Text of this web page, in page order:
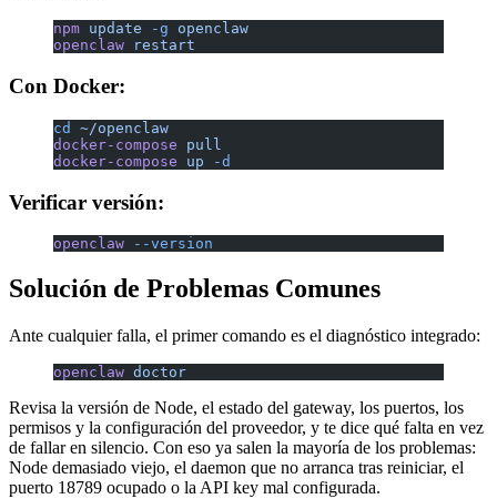
npm update -g openclaw
openclaw restart
Con Docker:
cd
~/openclaw
docker-compose pull
docker-compose up -d
Verificar versión:
openclaw --version
Solución de Problemas Comunes
Ante cualquier falla, el primer comando es el diagnóstico integrado:
openclaw doctor
Revisa la versión de Node, el estado del gateway, los puertos, los
permisos y la configuración del proveedor, y te dice qué falta en vez
de fallar en silencio. Con eso ya salen la mayoría de los problemas:
Node demasiado viejo, el daemon que no arranca tras reiniciar, el
puerto 18789 ocupado o la API key mal configurada.